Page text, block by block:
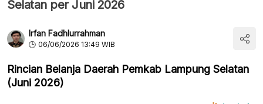
Selatan per Juni 2026
Irfan Fadhlurrahman
06/06/2026 13:49 WIB
Rincian Belanja Daerah Pemkab Lampung Selatan
(Juni 2026)